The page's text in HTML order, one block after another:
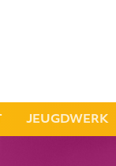
JEUGDWERK